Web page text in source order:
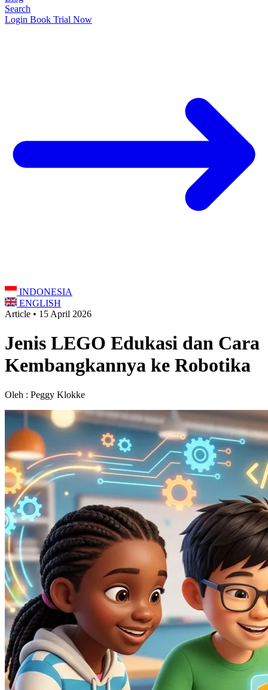
Search
Login Book Trial Now
INDONESIA
ENGLISH
Article • 15 April 2026
Jenis LEGO Edukasi dan Cara
Kembangkannya ke Robotika
Oleh : Peggy Klokke